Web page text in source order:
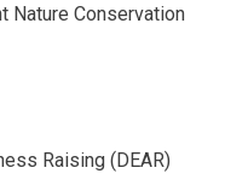
Nature Conservation
Raising (DEAR)